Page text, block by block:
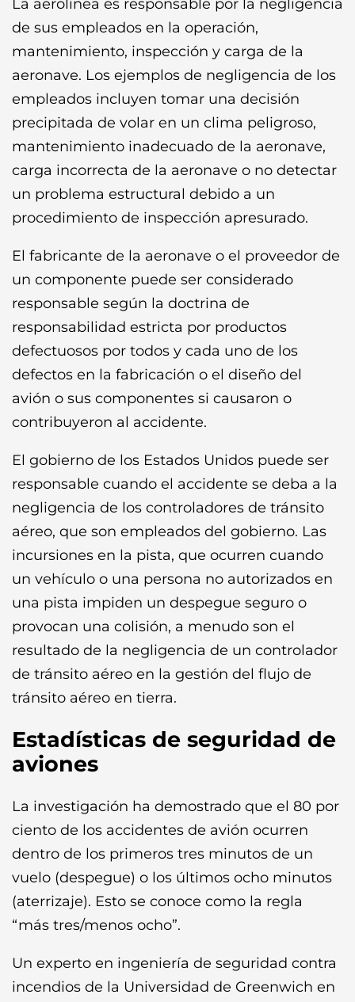
La aerolínea es responsable por la negligencia
de sus empleados en la operación,
mantenimiento, inspección y carga de la
aeronave. Los ejemplos de negligencia de los
empleados incluyen tomar una decisión
precipitada de volar en un clima peligroso,
mantenimiento inadecuado de la aeronave,
carga incorrecta de la aeronave o no detectar
un problema estructural debido a un
procedimiento de inspección apresurado.
El fabricante de la aeronave o el proveedor de
un componente puede ser considerado
responsable según la doctrina de
responsabilidad estricta por productos
defectuosos por todos y cada uno de los
defectos en la fabricación o el diseño del
avión o sus componentes si causaron o
contribuyeron al accidente.
El gobierno de los Estados Unidos puede ser
responsable cuando el accidente se deba a la
negligencia de los controladores de tránsito
aéreo, que son empleados del gobierno. Las
incursiones en la pista, que ocurren cuando
un vehículo o una persona no autorizados en
una pista impiden un despegue seguro o
provocan una colisión, a menudo son el
resultado de la negligencia de un controlador
de tránsito aéreo en la gestión del flujo de
tránsito aéreo en tierra.
Estadísticas de seguridad de
aviones
La investigación ha demostrado que el 80 por
ciento de los accidentes de avión ocurren
dentro de los primeros tres minutos de un
vuelo (despegue) o los últimos ocho minutos
(aterrizaje). Esto se conoce como la regla
“más tres/menos ocho”.
Un experto en ingeniería de seguridad contra
incendios de la Universidad de Greenwich en